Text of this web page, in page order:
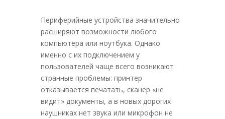
Периферийные устройства значительно
расширяют возможности любого
компьютера или ноутбука. Однако
именно с их подключением у
пользователей чаще всего возникают
странные проблемы: принтер
отказывается печатать, сканер «не
видит» документы, а в новых дорогих
наушниках нет звука или микрофон не